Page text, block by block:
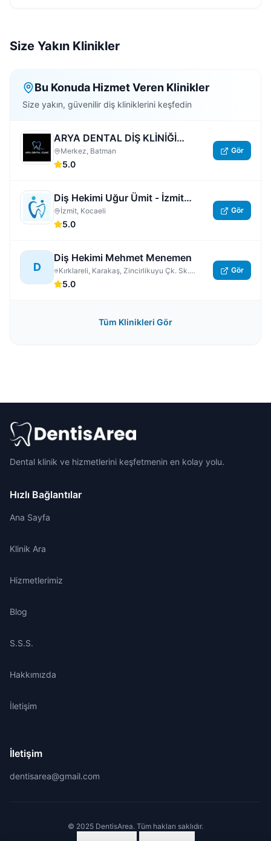
Size Yakın Klinikler
Bu Konuda Hizmet Veren Klinikler
Size yakın, güvenilir diş kliniklerini keşfedin
ARYA DENTAL DİŞ KLİNİĞİ
BATMAN
Merkez, Batman
5.0
Gör
Diş Hekimi Uğur Ümit - İzmit
Nöbetçi Dişçi | Kocaeli 7/24 Açık
Acil Özel Diş Hastanesi
İzmit, Kocaeli
5.0
Gör
D
Diş Hekimi Mehmet Menemen
Kırklareli, Karakaş, Zincirlikuyu Çk. Sk.
No:3/5, Kırklareli Merkez
5.0
Gör
Tüm Klinikleri Gör
Dental klinik ve hizmetlerini keşfetmenin en kolay yolu.
Hızlı Bağlantılar
Ana Sayfa
Klinik Ara
Hizmetlerimiz
Blog
S.S.S.
Hakkımızda
İletişim
İletişim
dentisarea@gmail.com
© 2025 DentisArea. Tüm hakları saklıdır.